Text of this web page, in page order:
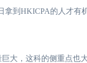
到HKICPA的人才有
大，这科的侧重点也